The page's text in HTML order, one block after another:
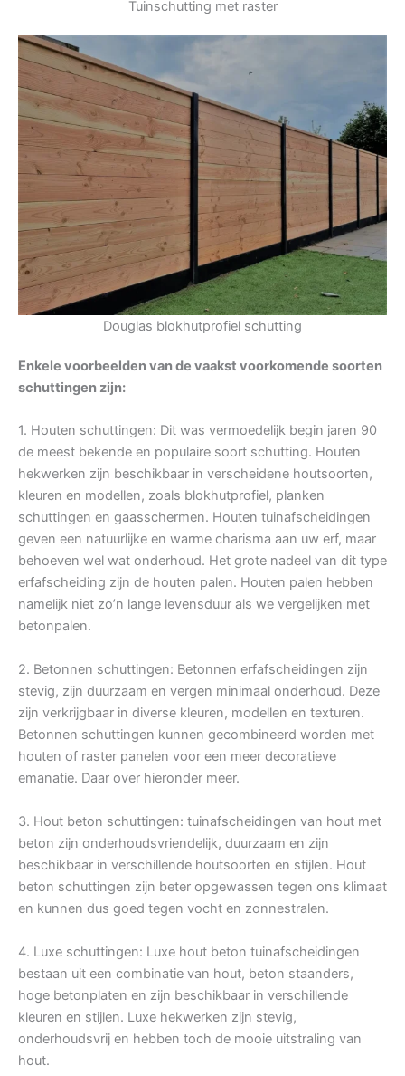
Tuinschutting met raster
Douglas blokhutprofiel schutting
Enkele voorbeelden van de vaakst voorkomende soorten
schuttingen zijn:
1. Houten schuttingen: Dit was vermoedelijk begin jaren 90
de meest bekende en populaire soort schutting. Houten
hekwerken zijn beschikbaar in verscheidene houtsoorten,
kleuren en modellen, zoals blokhutprofiel, planken
schuttingen en gaasschermen. Houten tuinafscheidingen
geven een natuurlijke en warme charisma aan uw erf, maar
behoeven wel wat onderhoud. Het grote nadeel van dit type
erfafscheiding zijn de houten palen. Houten palen hebben
namelijk niet zo’n lange levensduur als we vergelijken met
betonpalen.
2. Betonnen schuttingen: Betonnen erfafscheidingen zijn
stevig, zijn duurzaam en vergen minimaal onderhoud. Deze
zijn verkrijgbaar in diverse kleuren, modellen en texturen.
Betonnen schuttingen kunnen gecombineerd worden met
houten of raster panelen voor een meer decoratieve
emanatie. Daar over hieronder meer.
3. Hout beton schuttingen: tuinafscheidingen van hout met
beton zijn onderhoudsvriendelijk, duurzaam en zijn
beschikbaar in verschillende houtsoorten en stijlen. Hout
beton schuttingen zijn beter opgewassen tegen ons klimaat
en kunnen dus goed tegen vocht en zonnestralen.
4. Luxe schuttingen: Luxe hout beton tuinafscheidingen
bestaan uit een combinatie van hout, beton staanders,
hoge betonplaten en zijn beschikbaar in verschillende
kleuren en stijlen. Luxe hekwerken zijn stevig,
onderhoudsvrij en hebben toch de mooie uitstraling van
hout.